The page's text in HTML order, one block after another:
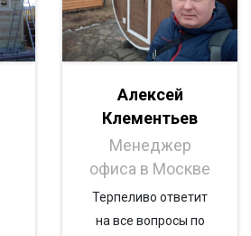
с двумя входами
Алексей
Клементьев
Менеджер
офиса в Москве
Терпеливо ответит
на все вопросы по